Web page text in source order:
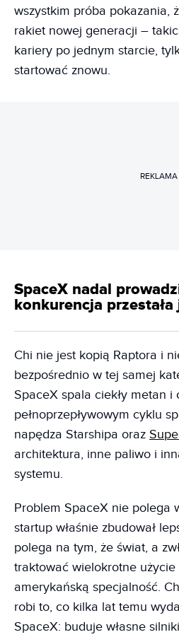
wszystkim próba pokazania,
rakiet nowej generacji –
kariery po jednym starcie,
startować znowu.
REKLAMA
SpaceX nadal
konkurencja
Chi nie jest kopią Raptora i
bezpośrednio w tej samej
SpaceX spala ciekły metan i
pełnoprzepływowym cyklu
napędza Starshipa oraz
architektura, inne paliwo i
systemu.
Problem SpaceX nie polega
startup właśnie zbudował
polega na tym, że świat, a
traktować wielokrotne
amerykańską specjalność.
robi to, co kilka lat temu
SpaceX: buduje własne